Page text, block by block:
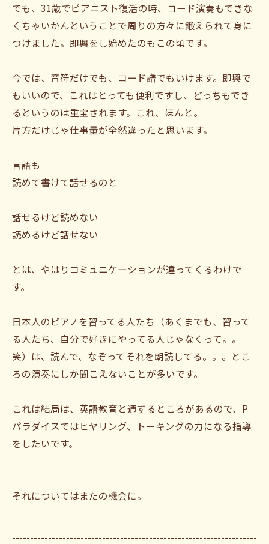
でも、31歳でピアニスト復活の時、コード演奏もできな
くちゃいかんということで周りの方々に鍛えられて身に
つけました。即興をし始めたのもこの頃です。
今では、音符だけでも、コード譜でもいけます。即興で
もいいので、これはとっても便利ですし、どっちもでき
るというのは重宝されます。これ、ほんと。
片方だけじゃ仕事量が全然違ったと思います。
言語も
読めて書けて話せるのと
話せるけど読めない
読めるけど話せない
とは、やはりコミュニケーションが違ってくるわけで
す。
日本人のピアノを習ってる人たち（あくまでも、習って
る人たち、自分で好きにやってる人じゃなくって。。
笑）は、読んで、なぞってそれを朗読してる。。。とこ
ろの演奏にしか聞こえないことが多いです。
これは結局は、英語教育と通ずるところがあるので、P
パラダイスではヒヤリング、トーキングの力になる指導
をしたいです。
それについてはまたの機会に。
--------------------------------------------------------------------